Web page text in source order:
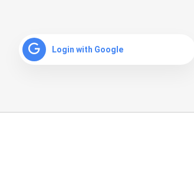
Login with Google